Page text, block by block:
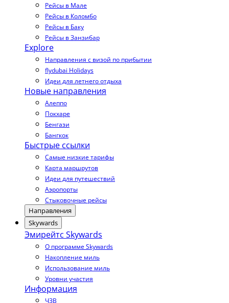
Рейсы в Мале
Рейсы в Коломбо
Рейсы в Баку
Рейсы в Занзибар
Explore
Направления с визой по прибытии
flydubai Holidays
Идеи для летнего отдыха
Новые направления
Алеппо
Покхаре
Бенгази
Бангкок
Быстрые ссылки
Самые низкие тарифы
Карта маршрутов
Идеи для путешествий
Аэропорты
Стыковочные рейсы
Направления
Skywards
Эмирейтс Skywards
О программе Skywards
Накопление миль
Использование миль
Уровни участия
Информация
ЧЗВ